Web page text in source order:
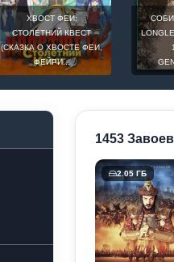
ХВОСТ ФЕИ:
СТОЛЕТНИЙ КВЕСТ
(СКАЗКА О ХВОСТЕ ФЕИ,
ФЕЙРИ...
1453
2.05 ГБ